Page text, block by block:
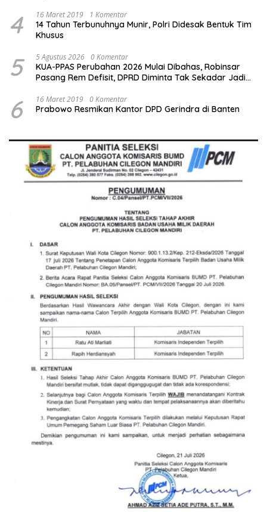
4 16 Maret 2019 1 Komentar
14 Tahun Terbunuhnya Munir, Polri Didesak Bentuk Tim
Khusus
5 5 Agustus 2026 0 Komentar
KUA-PPAS Perubahan 2026 Mulai Dibahas, Robinsar
Pasang Rem Defisit, DPRD Diminta Tak Sekadar Jadi
6 16 Maret 2019 0 Komentar
Prabowo Resmikan Kantor DPD Gerindra di Banten